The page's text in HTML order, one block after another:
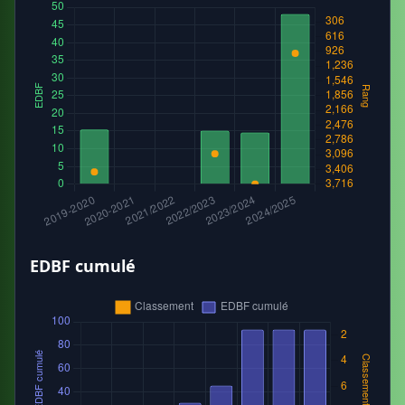
EDBF cumulé